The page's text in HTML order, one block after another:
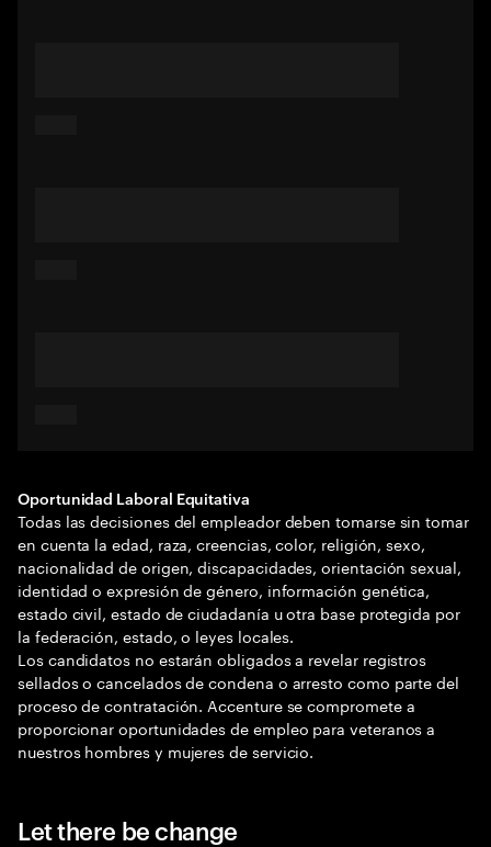
Oportunidad Laboral Equitativa
Todas las decisiones del empleador deben tomarse sin tomar
en cuenta la edad, raza, creencias, color, religión, sexo,
nacionalidad de origen, discapacidades, orientación sexual,
identidad o expresión de género, información genética,
estado civil, estado de ciudadanía u otra base protegida por
la federación, estado, o leyes locales.
Los candidatos no estarán obligados a revelar registros
sellados o cancelados de condena o arresto como parte del
proceso de contratación. Accenture se compromete a
proporcionar oportunidades de empleo para veteranos a
nuestros hombres y mujeres de servicio.
Let there be change